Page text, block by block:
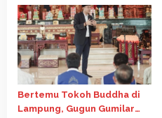
USU Tetap Berjalan
Bertemu Tokoh Buddha di
Lampung, Gugun Gumilar